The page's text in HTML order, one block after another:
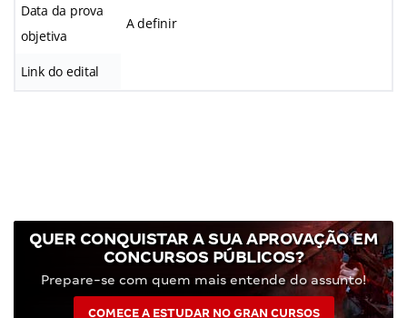
Data da prova
objetiva
A definir
Link do edital
QUER CONQUISTAR A SUA APROVAÇÃO EM
CONCURSOS PÚBLICOS?
Prepare-se com quem mais entende do assunto!
COMECE A ESTUDAR NO GRAN CURSOS